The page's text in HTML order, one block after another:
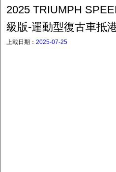
2025 TRIUMPH
級版-運動型復古車抵
上載日期： 2025-07-25